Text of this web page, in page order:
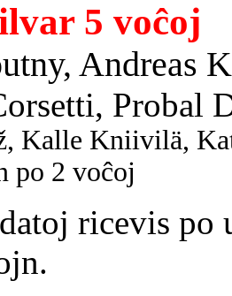
5 voĉoj
Andreas
Probal
Kalle Kniivilä,
po 2 voĉoj
ricevis po